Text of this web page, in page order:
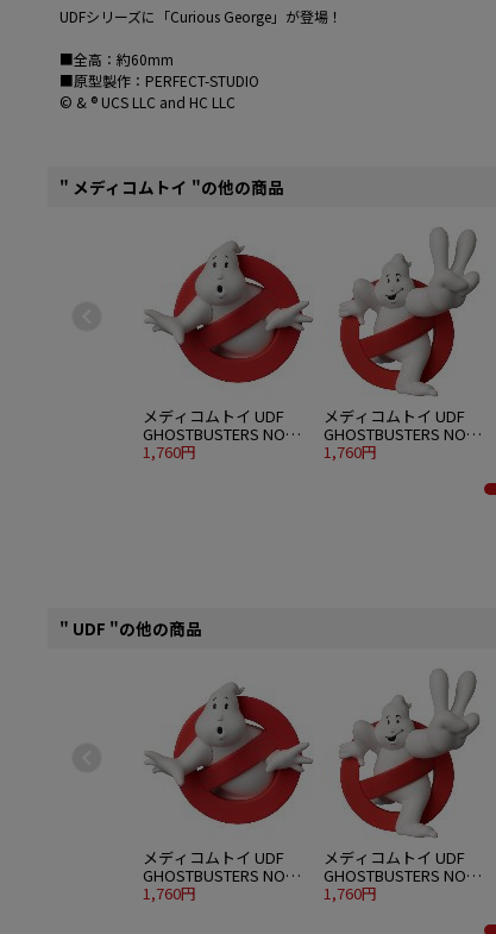
UDFシリーズに「Curious George」が登場！
■全高：約60mm
■原型製作：PERFECT-STUDIO
© & ® UCS LLC and HC LLC
" メディコムトイ "の他の商品
メディコムトイ UDF
GHOSTBUSTERS NO
GHOST
1,760円
メディコムトイ UDF
GHOSTBUSTERS NO
GHOST 2
1,760円
" UDF "の他の商品
メディコムトイ UDF
GHOSTBUSTERS NO
GHOST
1,760円
メディコムトイ UDF
GHOSTBUSTERS NO
GHOST 2
1,760円